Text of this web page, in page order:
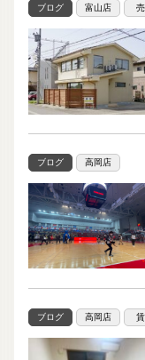
ブログ 富山店
ブログ 高岡店
ブログ 高岡店